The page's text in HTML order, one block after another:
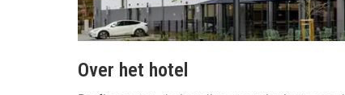
Over het hotel